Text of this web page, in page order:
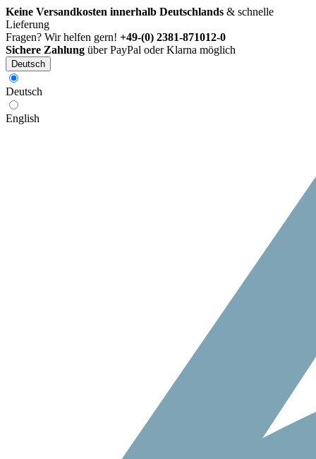
Keine Versandkosten innerhalb Deutschlands & schnelle
Lieferung
Fragen? Wir helfen gern! +49-(0) 2381-871012-0
Sichere Zahlung über PayPal oder Klarna möglich
Deutsch
Deutsch
English